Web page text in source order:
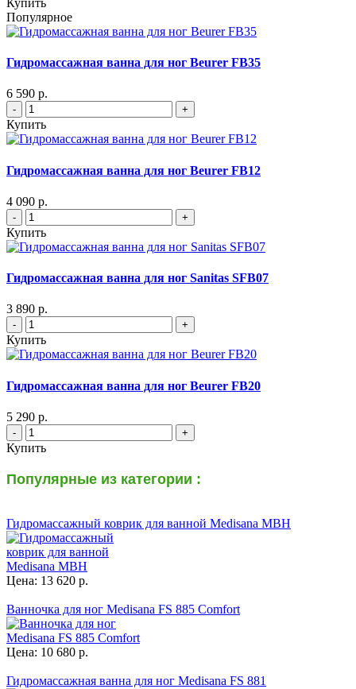
Популярное
Гидромассажная ванна для ног Beurer FB35
6 590 р.
- +
Купить
Гидромассажная ванна для ног Beurer FB12
4 090 р.
- +
Купить
Гидромассажная ванна для ног Sanitas SFB07
3 890 р.
- +
Купить
Гидромассажная ванна для ног Beurer FB20
5 290 р.
- +
Купить
Популярные из категории :
Гидромассажный коврик для ванной Medisana MBH
Цена: 13 620 р.
Ванночка для ног Medisana FS 885 Comfort
Цена: 10 680 р.
Гидромассажная ванна для ног Medisana FS 881